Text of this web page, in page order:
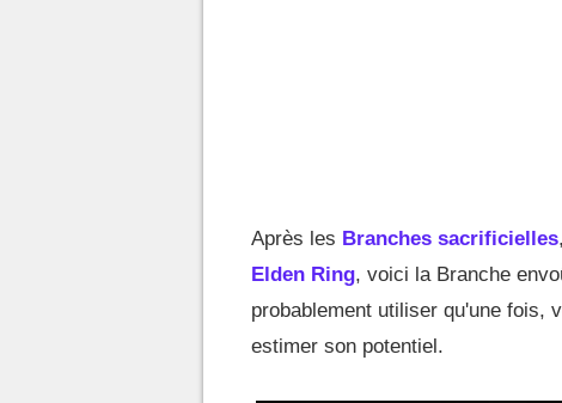
Après les Branches sacrificielles
Elden Ring, voici la Branche
probablement utiliser qu'une fois,
estimer son potentiel.